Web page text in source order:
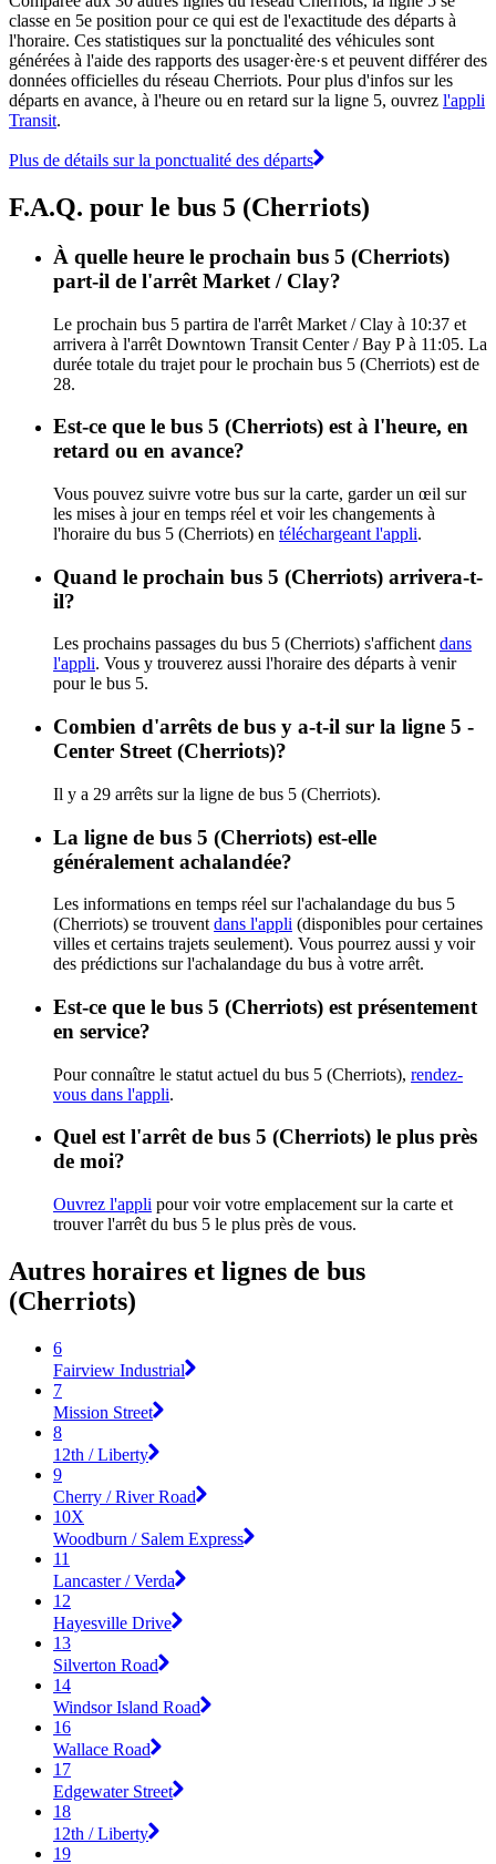
classe en 5e position pour ce qui est de l'exactitude des départs à
l'horaire. Ces statistiques sur la ponctualité des véhicules sont
générées à l'aide des rapports des usager·ère·s et peuvent différer des
données officielles du réseau Cherriots. Pour plus d'infos sur les
départs en avance, à l'heure ou en retard sur la ligne 5, ouvrez l'appli
Transit.
Plus de détails sur la ponctualité des départs
F.A.Q. pour le bus 5 (Cherriots)
À quelle heure le prochain bus 5 (Cherriots)
part-il de l'arrêt Market / Clay?
Le prochain bus 5 partira de l'arrêt Market / Clay à 10:37 et
arrivera à l'arrêt Downtown Transit Center / Bay P à 11:05. La
durée totale du trajet pour le prochain bus 5 (Cherriots) est de
28.
Est-ce que le bus 5 (Cherriots) est à l'heure, en
retard ou en avance?
Vous pouvez suivre votre bus sur la carte, garder un œil sur
les mises à jour en temps réel et voir les changements à
l'horaire du bus 5 (Cherriots) en téléchargeant l'appli.
Quand le prochain bus 5 (Cherriots) arrivera-t-
il?
Les prochains passages du bus 5 (Cherriots) s'affichent dans
l'appli. Vous y trouverez aussi l'horaire des départs à venir
pour le bus 5.
Combien d'arrêts de bus y a-t-il sur la ligne 5 -
Center Street (Cherriots)?
Il y a 29 arrêts sur la ligne de bus 5 (Cherriots).
La ligne de bus 5 (Cherriots) est-elle
généralement achalandée?
Les informations en temps réel sur l'achalandage du bus 5
(Cherriots) se trouvent dans l'appli (disponibles pour certaines
villes et certains trajets seulement). Vous pourrez aussi y voir
des prédictions sur l'achalandage du bus à votre arrêt.
Est-ce que le bus 5 (Cherriots) est présentement
en service?
Pour connaître le statut actuel du bus 5 (Cherriots), rendez-
vous dans l'appli.
Quel est l'arrêt de bus 5 (Cherriots) le plus près
de moi?
Ouvrez l'appli pour voir votre emplacement sur la carte et
trouver l'arrêt du bus 5 le plus près de vous.
Autres horaires et lignes de bus
(Cherriots)
6
Fairview Industrial
7
Mission Street
8
12th / Liberty
9
Cherry / River Road
10X
Woodburn / Salem Express
11
Lancaster / Verda
12
Hayesville Drive
13
Silverton Road
14
Windsor Island Road
16
Wallace Road
17
Edgewater Street
18
12th / Liberty
19